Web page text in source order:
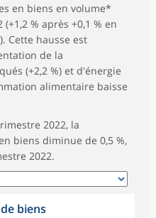
en biens en volume*
% après +0,1 % en
Cette hausse est
de la
(+2,2 %) et d'énergie
alimentaire baisse
2022, la
biens diminue de 0,5 %,
2022.
biens